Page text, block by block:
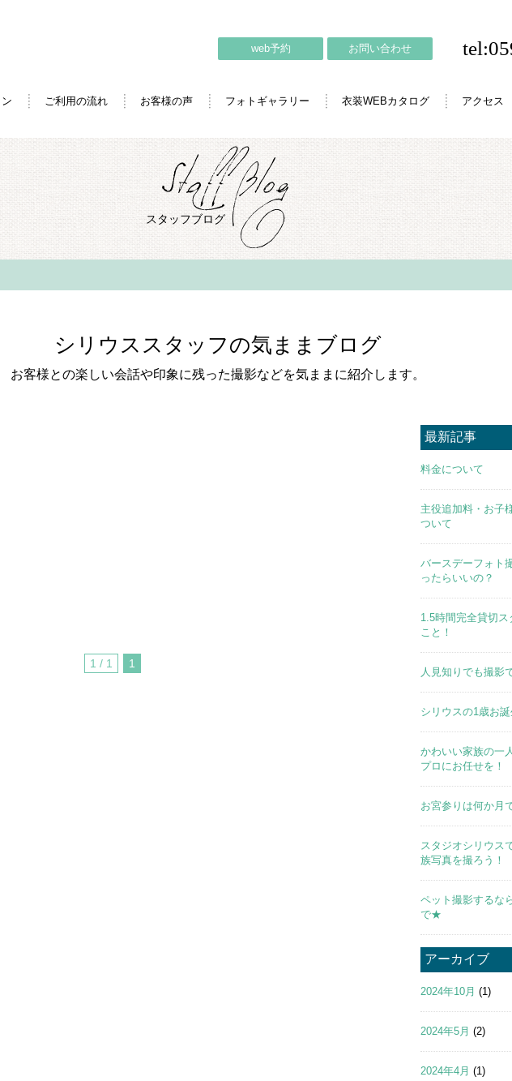
ご利用の流れ お客様の声 フォトギャラリー 衣装WEBカタログ アクセス
web予約 お問い合わせ
スタッフブログ
シリウススタッフの気ままブログ
お客様との楽しい会話や印象に残った撮影などを気ままに紹介します。
1 / 1 1
最新記事
料金について
主役追加料・お子
ついて
バースデーフォト
ったらいいの？
1.5時間完全貸切
こと！
人見知りでも撮影
シリウスの1歳お
かわいい家族の一
プロにお任せを！
お宮参りは何か月
スタジオシリウス
族写真を撮ろう！
ペット撮影するな
で★
アーカイブ
2024年10月 (1)
2024年5月 (2)
2024年4月 (1)